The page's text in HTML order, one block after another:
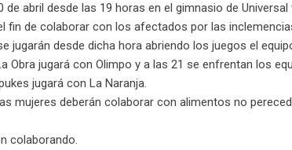
de abril desde las 19 horas en el gimnasio de
fin de colaborar con los afectados por las
jugarán desde dicha hora abriendo los juegos el
Obra jugará con Olimpo y a las 21 se enfrentan los
jugará con La Naranja.
mujeres deberán colaborar con alimentos no
colaborando.